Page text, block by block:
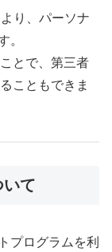
り、パーソナ
。
とで、第三者
こともできま
て
プログラムを利